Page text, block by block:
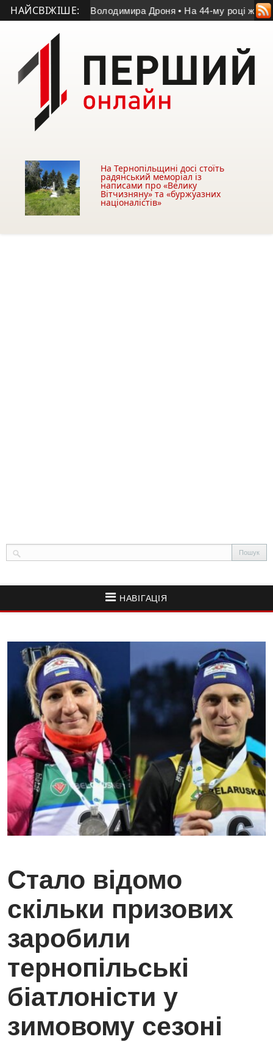
НАЙСВІЖІШЕ:
пам’яті Володимира Дроня • На 44-му році життя
На Тернопільщині досі стоїть
радянський меморіал із
написами про «Велику
Вітчизняну» та «буржуазних
націоналістів»
НАВІГАЦІЯ
Стало відомо
скільки призових
заробили
тернопільські
біатлоністи у
зимовому сезоні